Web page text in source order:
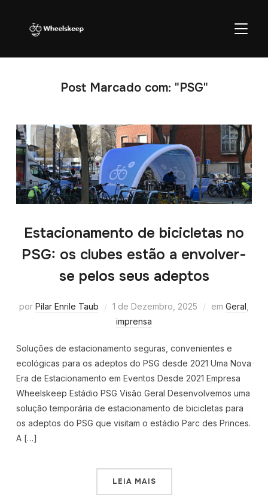
Post Marcado com: "PSG"
Estacionamento de bicicletas no
PSG: os clubes estão a envolver-
se pelos seus adeptos
por Pilar Enrile Taub 1 de Dezembro, 2025 em Geral
imprensa
Soluções de estacionamento seguras, convenientes e
ecológicas para os adeptos do PSG desde 2021 Uma Nova
Era de Estacionamento em Eventos Desde 2021 Empresa
Wheelskeep Estádio PSG Visão Geral Desenvolvemos uma
solução temporária de estacionamento de bicicletas para
os adeptos do PSG que visitam o estádio Parc des Princes.
A […]
LEIA MAIS